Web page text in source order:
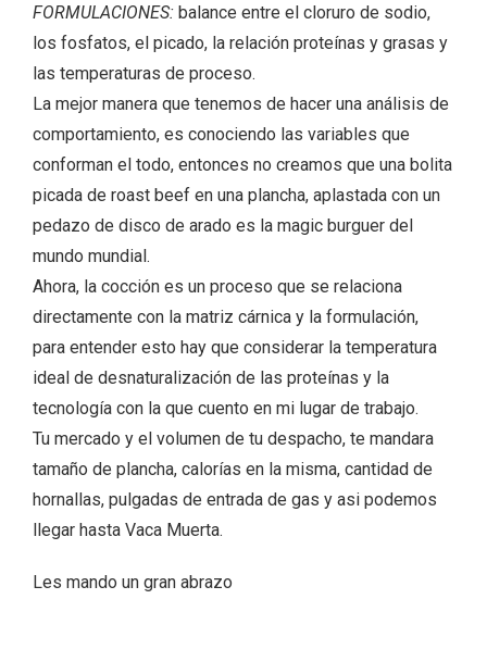
FORMULACIONES: balance entre el cloruro de sodio,
los fosfatos, el picado, la relación proteínas y grasas y
las temperaturas de proceso.
La mejor manera que tenemos de hacer una análisis de
comportamiento, es conociendo las variables que
conforman el todo, entonces no creamos que una bolita
picada de roast beef en una plancha, aplastada con un
pedazo de disco de arado es la magic burguer del
mundo mundial.
Ahora, la cocción es un proceso que se relaciona
directamente con la matriz cárnica y la formulación,
para entender esto hay que considerar la temperatura
ideal de desnaturalización de las proteínas y la
tecnología con la que cuento en mi lugar de trabajo.
Tu mercado y el volumen de tu despacho, te mandara
tamaño de plancha, calorías en la misma, cantidad de
hornallas, pulgadas de entrada de gas y asi podemos
llegar hasta Vaca Muerta.
Les mando un gran abrazo